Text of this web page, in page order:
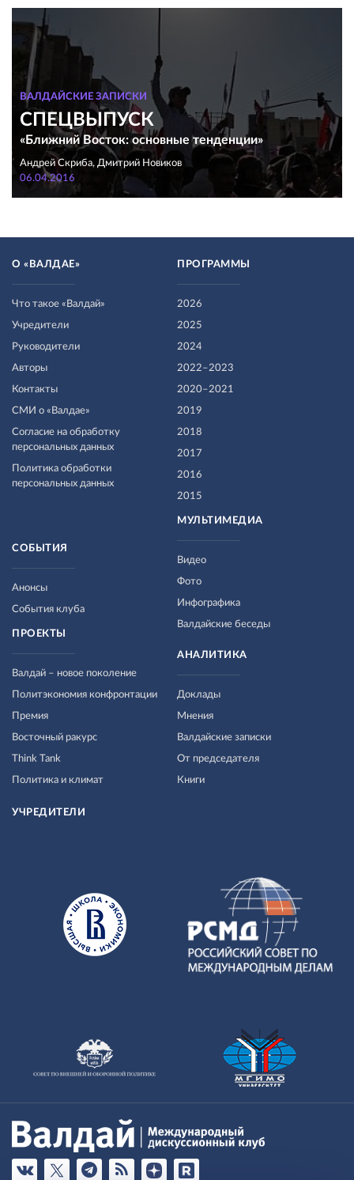
ВАЛДАЙСКИЕ ЗАПИСКИ
СПЕЦВЫПУСК
«Ближний Восток: основные тенденции»
Андрей Скриба, Дмитрий Новиков
06.04.2016
О «ВАЛДАЕ»
Что такое «Валдай»
Учредители
Руководители
Авторы
Контакты
СМИ о «Валдае»
Согласие на обработку
персональных данных
Политика обработки
персональных данных
ПРОГРАММЫ
2026
2025
2024
2022–2023
2020–2021
2019
2018
2017
2016
2015
МУЛЬТИМЕДИА
Видео
Фото
Инфографика
Валдайские беседы
СОБЫТИЯ
Анонсы
События клуба
ПРОЕКТЫ
Валдай – новое поколение
Политэкономия конфронтации
Премия
Восточный ракурс
Think Tank
Политика и климат
АНАЛИТИКА
Доклады
Мнения
Валдайские записки
От председателя
Книги
УЧРЕДИТЕЛИ